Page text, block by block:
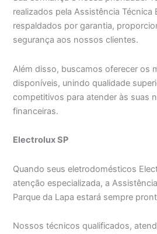
realizados pela Assistência Técnica
respaldados por garantia,
segurança aos nossos clientes.
Além disso, buscamos oferecer os
disponíveis, unindo qualidade
competitivos para atender às suas
financeiras.
Electrolux SP
Quando seus eletrodomésticos
atenção especializada, a
Parque da Lapa estará sempre
Nossos técnicos qualificados,